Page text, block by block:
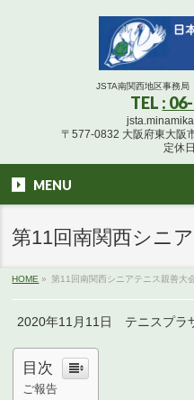
JSTA南関西地区事務
TEL :
〒577-0832 大阪府東大阪
定休
MENU
第11回南関西シニ
HOME » 第11回南関西シニアテニス親善大
2020年11月11日 テニスプラ
目次
ご報告